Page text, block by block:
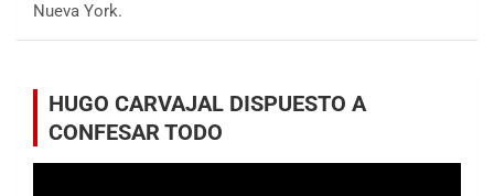
Nueva York.
HUGO CARVAJAL DISPUESTO A
CONFESAR TODO